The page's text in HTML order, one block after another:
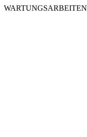
WARTUNGSARBEITEN